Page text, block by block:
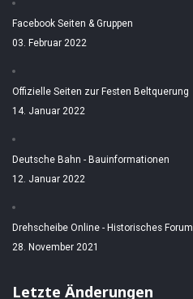
Facebook Seiten & Gruppen
03. Februar 2022
Offizielle Seiten zur Festen Beltquerung
14. Januar 2022
Deutsche Bahn - Bauinformationen
12. Januar 2022
Drehscheibe Online - Historisches Forum
28. November 2021
Letzte Änderungen